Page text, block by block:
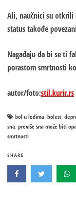
Ali, naučnici su otkrili
status takođe
Nagađaju da bi se ti
porastom smrtnosti
autor/foto:stil.kurir.rs
bol u leđima, bolest,
sna, previše sna može biti
smrtnosti
SHARE